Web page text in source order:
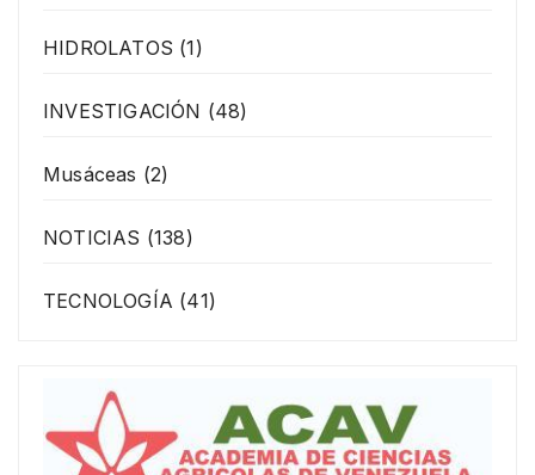
HIDROLATOS (1)
INVESTIGACIÓN (48)
Musáceas (2)
NOTICIAS (138)
TECNOLOGÍA (41)